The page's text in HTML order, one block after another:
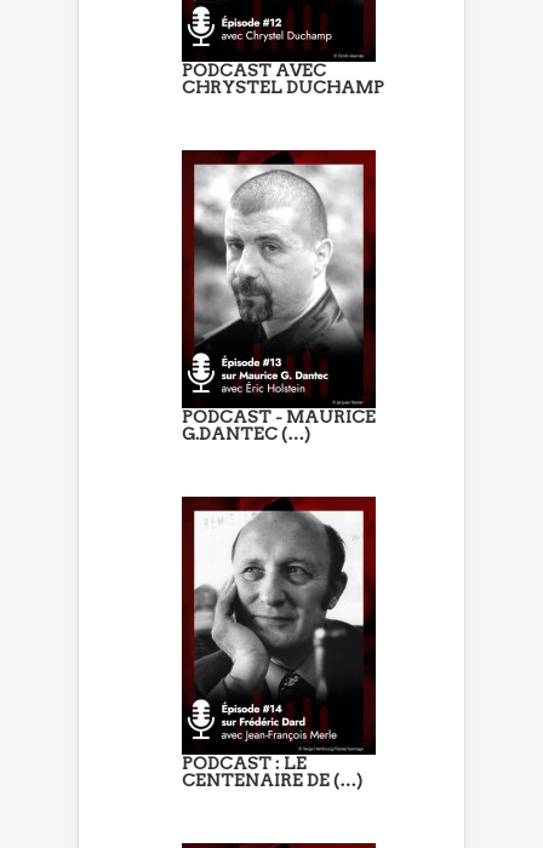
PODCAST AVEC
CHRYSTEL DUCHAMP
PODCAST - MAURICE
G.DANTEC (…)
PODCAST : LE
CENTENAIRE DE (…)